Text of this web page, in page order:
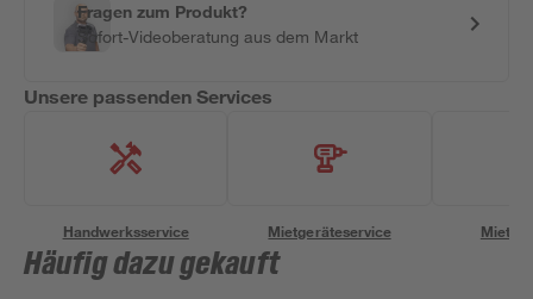
Fragen zum Produkt?
Sofort-Videoberatung aus dem Markt
Unsere passenden Services
Handwerksservice Mietgeräteservice
Häufig dazu gekauft